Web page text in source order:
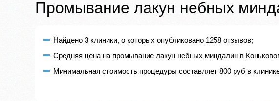
Промывание лакун небных
Найдено 3 клиники, о которых опубликовано 1258 отзывов;
Средняя цена на промывание лакун небных миндалин в
Минимальная стоимость процедуры составляет 800 руб в